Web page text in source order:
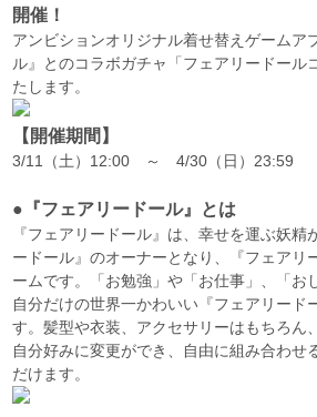
開催！
アンビションオリジナル着せ替えゲームア
ル』とのコラボガチャ「フェアリードール
たします。
【開催期間】
3/11（土）12:00 ～ 4/30（日）23:59
●『フェアリードール』とは
『フェアリードール』は、幸せを運ぶ妖精
ードール』のオーナーとなり、『フェアリ
ームです。「お勉強」や「お仕事」、「お
自分だけの世界一かわいい『フェアリード
す。髪型や衣装、アクセサリーはもちろん
自分好みに変更ができ、自由に組み合わせ
だけます。